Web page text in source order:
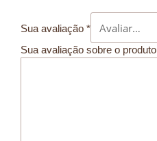
Sua avaliação *
Sua avaliação sobre o produto